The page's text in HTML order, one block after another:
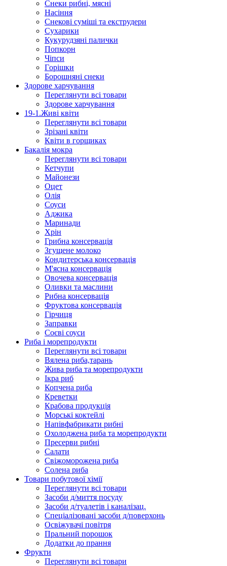
Снеки рибні, мясні
Насіння
Снекові суміші та екструдери
Сухарики
Кукурудзяні пaлички
Попкорн
Чіпси
Гoрішки
Борошняні снеки
Здорове харчування
Переглянути всі товари
Здорове харчування
19-1.Живі квіти
Переглянути всі товари
Зрізані квіти
Квіти в горщиках
Бакалія мокра
Переглянути всі товари
Кетчупи
Майонези
Оцет
Олія
Соуси
Аджика
Маринади
Хрін
Грибна консервація
Згущене молоко
Кондитерська консервація
М'ясна консервація
Овочева консервація
Оливки та маслини
Рибна консервація
Фруктова консервація
Гірчиця
Заправки
Соєві соуси
Риба і морепродукти
Переглянути всі товари
Вялена риба,тарань
Жива риба та морепродукти
Ікра риб
Копчена риба
Крeветки
Крабова продукція
Морські коктейлi
Напівфабрикати рибні
Охолоджена риба та морепродукти
Пресерви рибні
Сaлати
Свіжоморожена риба
Солена риба
Товари побутової хімії
Переглянути всі товари
Засоби д/миття посуду
Засоби д/туалетів і каналізац.
Спеціалізовані засоби д/поверхонь
Освіжувачі повітря
Пральний порошок
Додатки до прання
Фрукти
Переглянути всі товари